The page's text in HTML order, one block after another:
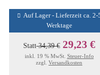
Auf Lager - Lieferzeit ca. 2-
Werktage
Statt34,39 € 29,23 €
inkl. 19 % MwSt. Steuer-Info
zzgl. Versandkosten